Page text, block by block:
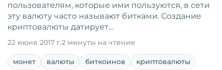
пользователям, которые ими пользуются, в сети
эту валюту часто называют битками. Создание
криптовалюты датирует…
22 июня 2017 г.2 минуты на чтение
монет валюты биткоинов криптовалюты